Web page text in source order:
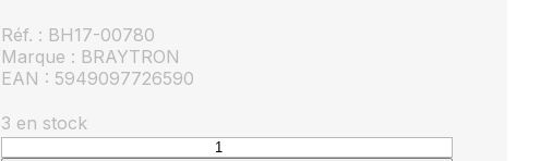
Réf. : BH17-00780
Marque : BRAYTRON
EAN : 5949097726590
3 en stock
quantité